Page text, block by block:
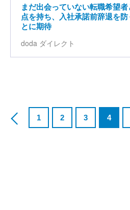
まだ出会っていない転職希望
点を持ち、入社承諾前辞退を防
とに期待
doda ダイレクト
1 2 3 4